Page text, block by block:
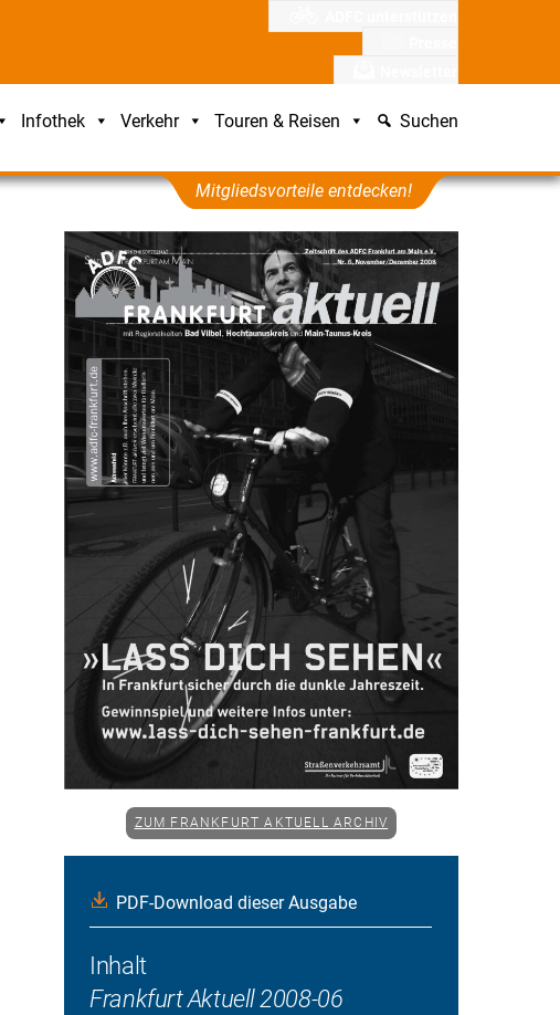
Infothek Verkehr Touren & Reisen Suchen
Mitgliedsvorteile entdecken!
ZUM FRANKFURT AKTUELL ARCHIV
PDF-Download dieser Ausgabe
Inhalt
Frankfurt Aktuell 2008-06